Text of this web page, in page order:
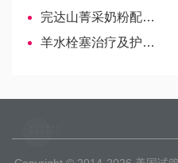
完达山菁采奶粉配方全解析，值不值得买看这里
羊水栓塞治疗及护理措施，每个阶段需要注意事项详解！